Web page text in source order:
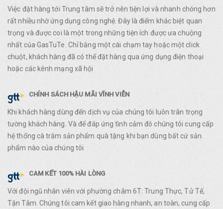
Việc đặt hàng tới Trung tâm sẽ trở nên tiện lợi và nhanh chóng hơn
rất nhiều nhờ ứng dụng công nghệ. Đây là điểm khác biệt quan
trọng và được coi là một trong những tiện ích được ưa chuộng
nhất của GasTuTe. Chỉ bằng một cái chạm tay hoặc một click
chuột, khách hàng đã có thể đặt hàng qua ứng dụng điện thoại
hoặc các kênh mạng xã hội
CHÍNH SÁCH HẬU MÃI VĨNH VIỄN
Khi khách hàng dùng đến dịch vụ của chúng tôi luôn trân trọng
tường khách hàng. Và để đáp ứng tình cảm đó chúng tôi cung cấp
hệ thống cà trăm sản phẩm quà tặng khi bạn dùng bất cứ sản
phẩm nào của chúng tôi.
CAM KẾT 100% HÀI LÒNG
Với đội ngũ nhân viên với phường châm 6T: Trung Thực, Tử Tế,
Tận Tâm. Chúng tôi cam kết giao hàng nhanh, an toàn, cung cấp